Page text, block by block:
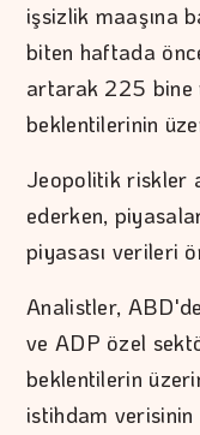
işsizlik maaşına
biten haftada
artarak 225 bine
beklentilerinin
Jeopolitik riskler
ederken,
piyasası verileri
Analistler,
ve ADP özel
beklentilerin
istihdam